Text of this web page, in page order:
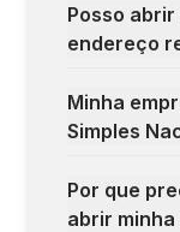
Posso
endereço
Minha
Simples
Por que
abrir